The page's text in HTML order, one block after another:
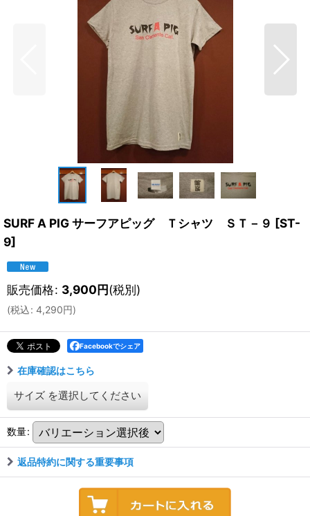
SURF A PIG サーフアピッグ Ｔシャツ ＳＴ－９ [ST-
9]
販売価格: 3,900円(税別)
(税込: 4,290円)
Facebookでシェア
在庫確認はこちら
サイズ を選択してください
数量:
返品特約に関する重要事項